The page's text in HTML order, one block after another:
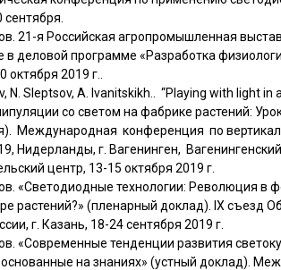
21-я Российская агропромышленная
в деловой программе «Разработка
октября 2019 г..
N. Sleptsov, A. Ivanitskikh.. “Playing with light
со светом на фабрике растений:
Международная конференция по
Нидерланды, г. Вагенинген,
центр, 13-15 октября 2019 г.
«Светодиодные технологии: Революция в
растений?» (пленарный доклад). IX съезд
г. Казань, 18-24 сентября 2019 г.
«Современные тенденции развития
основанные на знаниях» (устный доклад).